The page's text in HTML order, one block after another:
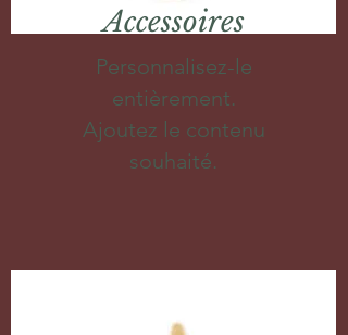
Accessoires
Personnalisez-le
entièrement.
Ajoutez le contenu
souhaité.